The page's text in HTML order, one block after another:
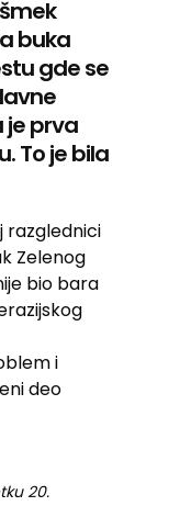
buka
gde se
je prva
To je bila
razglednici
Zelenog
bio bara
i
deo
20.